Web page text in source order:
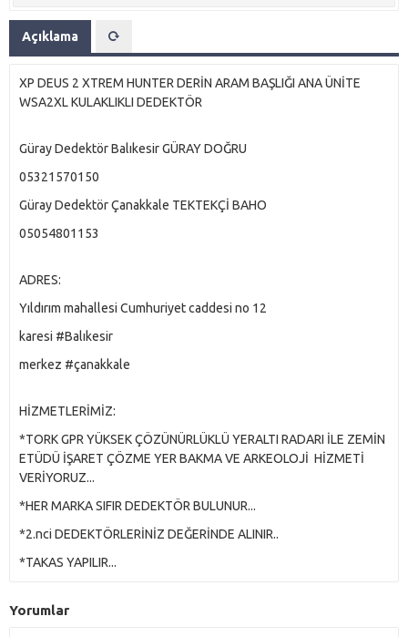
Açıklama
XP DEUS 2 XTREM HUNTER DERİN ARAM BAŞLIĞI ANA ÜNİTE
WSA2XL KULAKLIKLI DEDEKTÖR
Güray Dedektör Balıkesir GÜRAY DOĞRU
05321570150
Güray Dedektör Çanakkale TEKTEKÇİ BAHO
05054801153
ADRES:
Yıldırım mahallesi Cumhuriyet caddesi no 12
karesi #Balıkesir
merkez #çanakkale
HİZMETLERİMİZ:
*TORK GPR YÜKSEK ÇÖZÜNÜRLÜKLÜ YERALTI RADARI İLE ZEMİN
ETÜDÜ İŞARET ÇÖZME YER BAKMA VE ARKEOLOJİ HİZMETİ
VERİYORUZ...
*HER MARKA SIFIR DEDEKTÖR BULUNUR...
*2.nci DEDEKTÖRLERİNİZ DEĞERİNDE ALINIR..
*TAKAS YAPILIR...
Yorumlar